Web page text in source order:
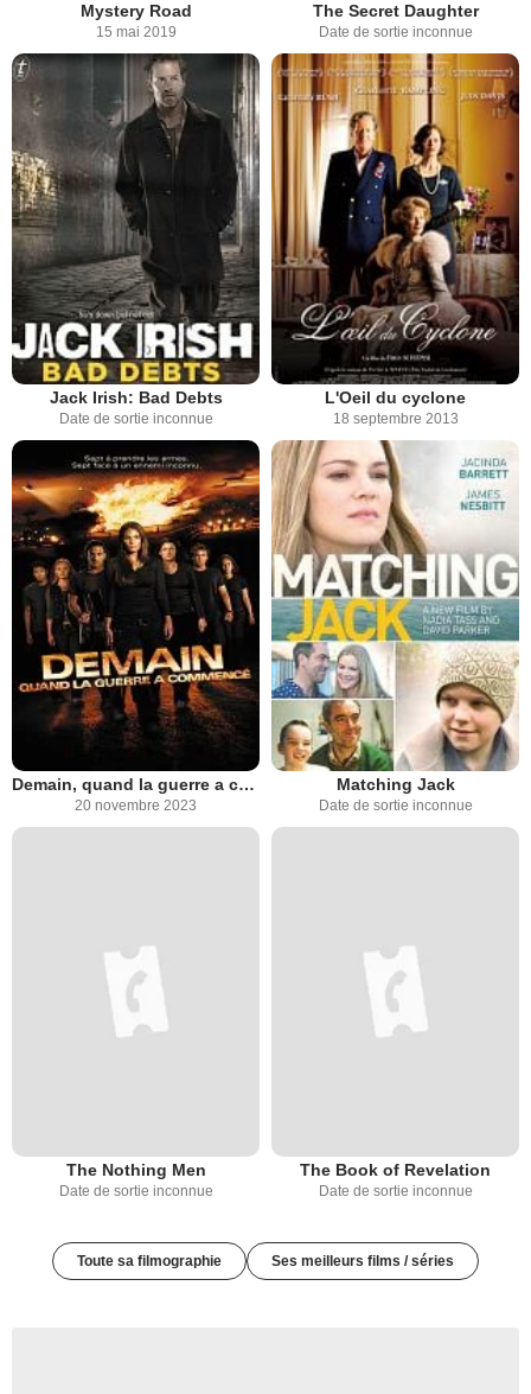
Mystery Road
15 mai 2019
The Secret Daughter
Date de sortie inconnue
Jack Irish: Bad Debts
Date de sortie inconnue
L'Oeil du cyclone
18 septembre 2013
Demain, quand la guerre a commencé
20 novembre 2023
Matching Jack
Date de sortie inconnue
The Nothing Men
Date de sortie inconnue
The Book of Revelation
Date de sortie inconnue
Toute sa filmographie Ses meilleurs films / séries